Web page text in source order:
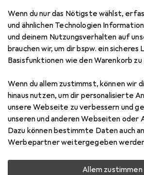
Wenn du nur das Nötigste wählst,
und ähnlichen Technologien
und deinem Nutzungsverhalten auf
brauchen wir, um dir bspw. ein sicheres
Basisfunktionen wie den Warenkorb
Wenn du allem zustimmst, können wir
hinaus nutzen, um dir personalisierte
unsere Webseite zu verbessern und
unseren und anderen Webseiten oder
Dazu können bestimmte Daten auch
Werbepartner weitergegeben
Allem zustimmen
EUR
18,84
Ravensburger
1000 Teile
Zubehör für
Challenge Super Mario
Hier findest du passendes Zubehör
Ravensburger Challenge Super Mario
Puzzle Zubehör.